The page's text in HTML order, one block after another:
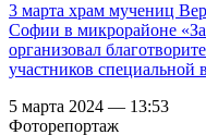
3 марта храм мучениц
Софии в микрорайоне
организовал
участников специальной
5 марта 2024 — 13:53
Фоторепортаж